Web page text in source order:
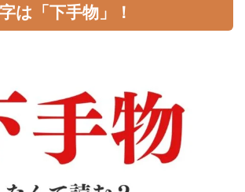
は「下手物」！